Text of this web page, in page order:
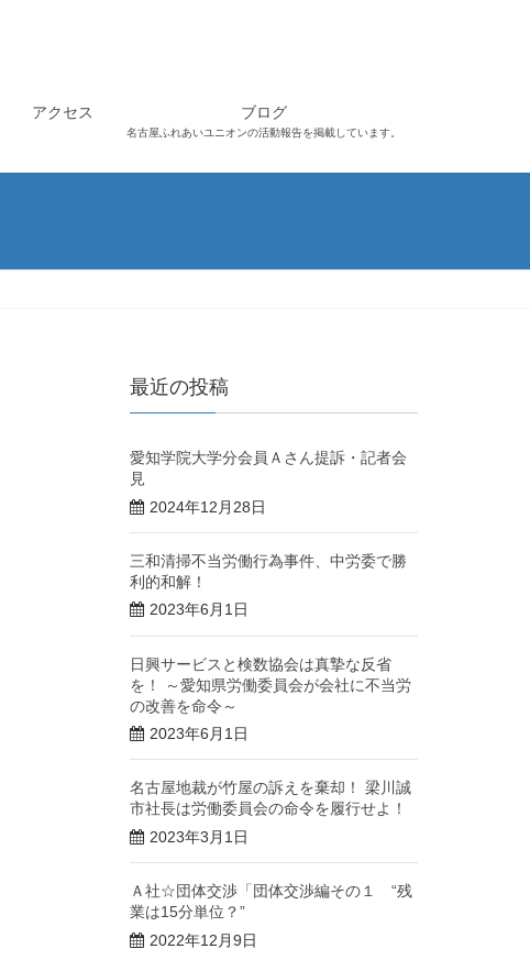
アクセス ブログ
名古屋ふれあいユニオンの活動報告を掲載しています。
最近の投稿
愛知学院大学分会員Ａさん提訴・記者会
見
2024年12月28日
三和清掃不当労働行為事件、中労委で勝
利的和解！
2023年6月1日
日興サービスと検数協会は真摯な反省
を！ ～愛知県労働委員会が会社に不当労
の改善を命令～
2023年6月1日
名古屋地裁が竹屋の訴えを棄却！ 梁川誠
市社長は労働委員会の命令を履行せよ！
2023年3月1日
Ａ社☆団体交渉「団体交渉編その１ “残
業は15分単位？”
2022年12月9日